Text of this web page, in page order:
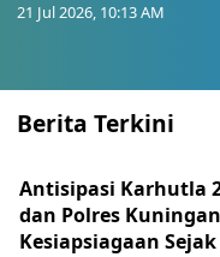
21 Jul 2026, 10:13 AM
Berita Terkini
Antisipasi Karhutla
dan Polres
Kesiapsiagaan